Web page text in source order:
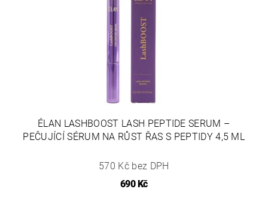
ÉLAN LASHBOOST LASH PEPTIDE SERUM –
PEČUJÍCÍ SÉRUM NA RŮST ŘAS S PEPTIDY 4,5 ML
570 Kč bez DPH
690 Kč